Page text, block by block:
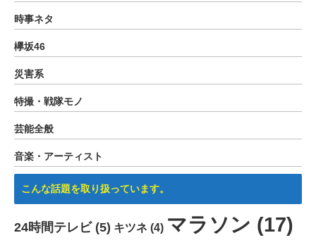
時事ネタ
欅坂46
災害系
特撮・戦隊モノ
芸能全般
音楽・アーティスト
こんな話題を取り扱っています。
24時間テレビ(5) キツネ (4) マラソン (17)